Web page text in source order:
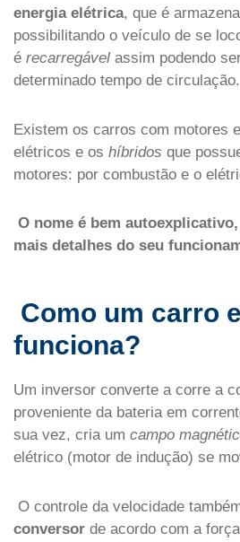
energia elétrica, que é
possibilitando o veículo de se
é recarregável assim podendo
determinado tempo de circulação.
Existem os carros com motores
elétricos e os híbridos que
motores: por combustão e o
O nome é bem
mais detalhes do seu
Como um carro
funciona?
Um inversor converte a corre a
proveniente da bateria em
sua vez, cria um campo
elétrico (motor de indução) se
O controle da velocidade
conversor de acordo com a